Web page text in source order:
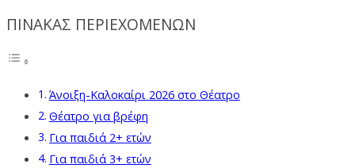
ΠΙΝΑΚΑΣ ΠΕΡΙΕΧΟΜΕΝΩΝ
Άνοιξη-Καλοκαίρι 2026 στο Θέατρο
Θέατρο για βρέφη
Για παιδιά 2+ ετών
Για παιδιά 3+ ετών